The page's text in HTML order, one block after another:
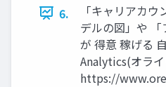
6.
「キャリアカ
デルの図」や
が 得意 稼げる
Analytics(オラ
https://